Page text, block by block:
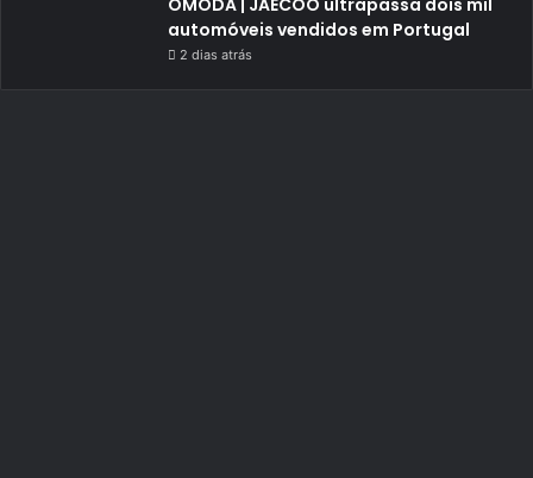
automóveis vendidos em Portugal
2 dias atrás